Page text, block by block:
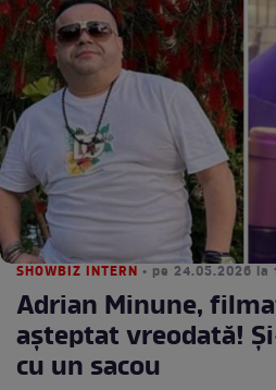
SHOWBIZ INTERN • pe 24.05.2026 la
Adrian Minune,
așteptat vreodată!
cu un sacou